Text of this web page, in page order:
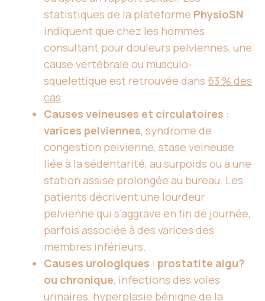
statistiques de la plateforme PhysioSN
indiquent que chez les hommes
consultant pour douleurs pelviennes, une
cause vertébrale ou musculo-
squelettique est retrouvée dans 63 % des
cas.
Causes veineuses et circulatoires :
varices pelviennes, syndrome de
congestion pelvienne, stase veineuse
liée à la sédentarité, au surpoids ou à une
station assise prolongée au bureau. Les
patients décrivent une lourdeur
pelvienne qui s’aggrave en fin de journée,
parfois associée à des varices des
membres inférieurs.
Causes urologiques : prostatite aigu?
ou chronique, infections des voies
urinaires, hyperplasie bénigne de la